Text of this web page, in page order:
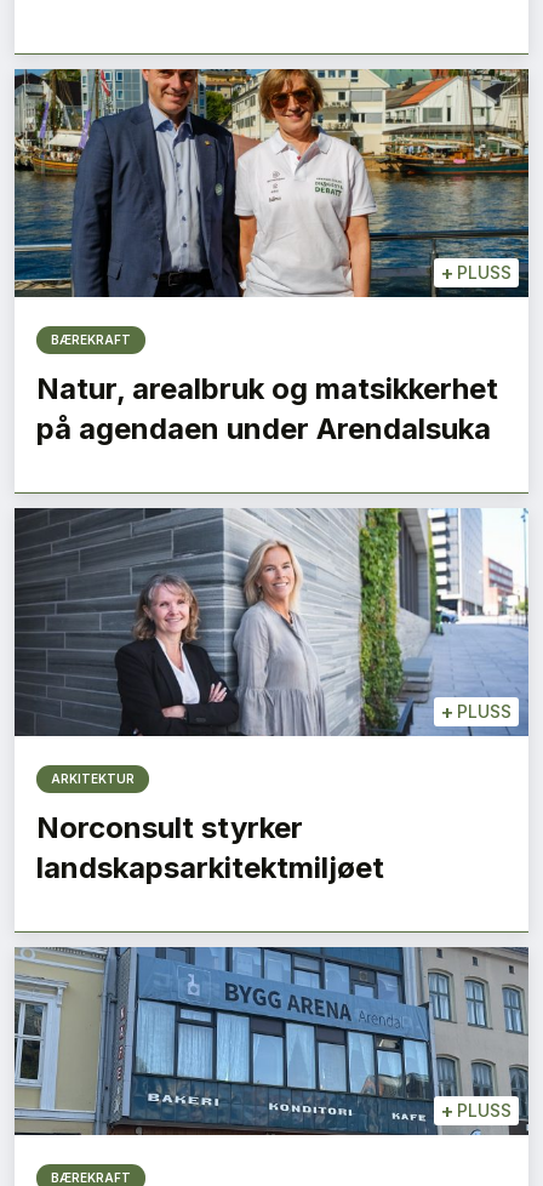
+ PLUSS
BÆREKRAFT
Natur, arealbruk og matsikkerhet
på agendaen under Arendalsuka
+ PLUSS
ARKITEKTUR
Norconsult styrker
landskapsarkitektmiljøet
+ PLUSS
BÆREKRAFT